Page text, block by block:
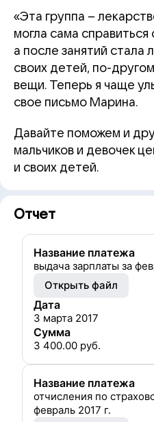
«Эта группа –
могла сама
а после занятий стала
своих детей, по-
вещи. Теперь я чаще
свое письмо Марина.
Давайте поможем и
мальчиков и девочек
и своих детей.
Отчет
Название платежа
выдача зарплаты за
Открыть файл
Дата
3 марта 2017
Сумма
3 400.00 руб.
Название платежа
отчисления по
февраль 2017 г.